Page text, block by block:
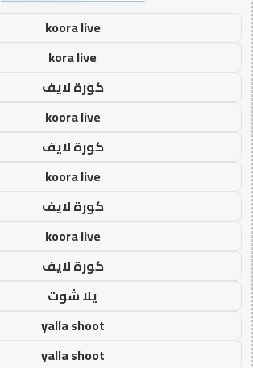
koora live
kora live
كورة لايف
koora live
كورة لايف
koora live
كورة لايف
koora live
كورة لايف
يلا شوت
yalla shoot
yalla shoot